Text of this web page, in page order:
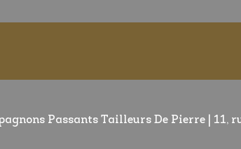
Passants Tailleurs De Pierre | 11,